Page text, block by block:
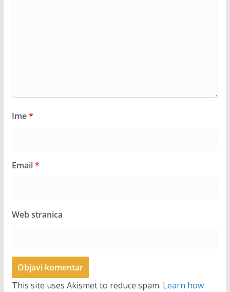
Ime*
Email*
Web stranica
This site uses Akismet to reduce spam. Learn how